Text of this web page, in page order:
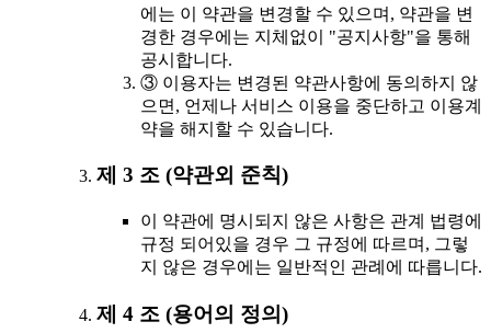
에는 이 약관을 변경할 수 있으며, 약관을 변
경한 경우에는 지체없이 "공지사항"을 통해
공시합니다.
③ 이용자는 변경된 약관사항에 동의하지 않
으면, 언제나 서비스 이용을 중단하고 이용계
약을 해지할 수 있습니다.
제 3 조 (약관외 준칙)
이 약관에 명시되지 않은 사항은 관계 법령에
규정 되어있을 경우 그 규정에 따르며, 그렇
지 않은 경우에는 일반적인 관례에 따릅니다.
제 4 조 (용어의 정의)